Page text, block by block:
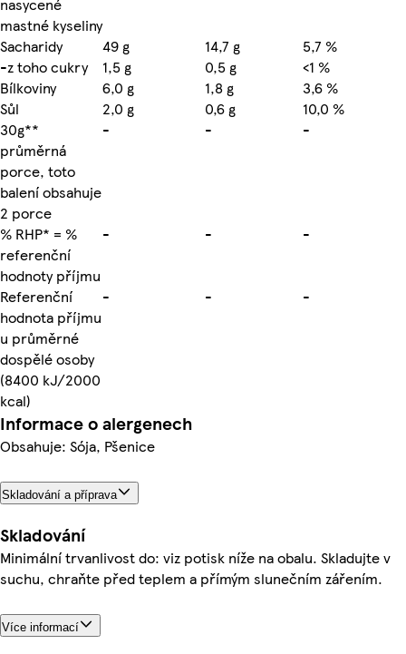
mastné kyseliny
Sacharidy 49 g 14,7 g
5,7 %
-z toho cukry
1,5 g 0,5 g
<1 %
Bílkoviny
6,0 g 1,8 g
3,6 %
Sůl
2,0 g 0,6 g
10,0 %
30g**
průměrná
porce, toto
balení obsahuje
2 porce
- - -
% RHP* = %
referenční
hodnoty příjmu
- - -
Referenční
hodnota příjmu
u průměrné
dospělé osoby
(8400 kJ/2000
kcal)
- - -
Informace o alergenech
Obsahuje: Sója, Pšenice
Skladování a příprava
Skladování
Minimální trvanlivost do: viz potisk níže na obalu. Skladujte v
suchu, chraňte před teplem a přímým slunečním zářením.
Více informací